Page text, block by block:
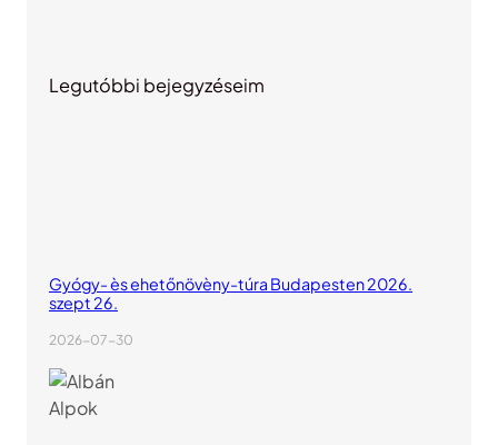
Legutóbbi bejegyzéseim
Gyógy- ès ehetőnövèny-túra Budapesten 2026.
szept 26.
2026-07-30